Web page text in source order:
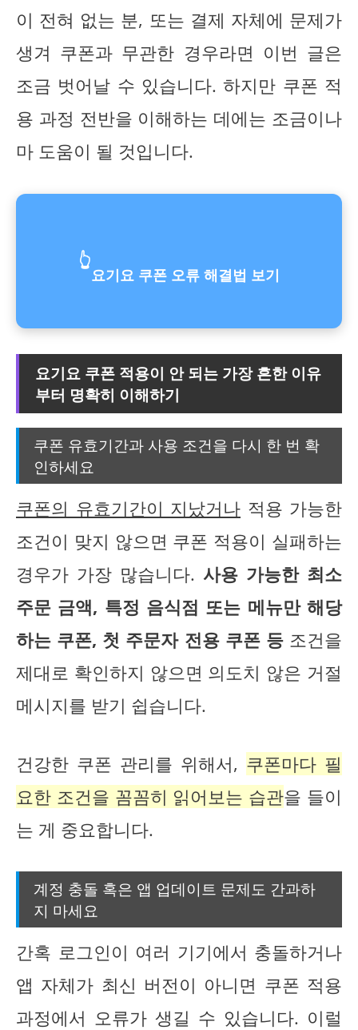
이 전혀 없는 분, 또는 결제 자체에 문제가
생겨 쿠폰과 무관한 경우라면 이번 글은
조금 벗어날 수 있습니다. 하지만 쿠폰 적
용 과정 전반을 이해하는 데에는 조금이나
마 도움이 될 것입니다.
👆
요기요 쿠폰 오류 해결법 보기
요기요 쿠폰 적용이 안 되는 가장 흔한 이유
부터 명확히 이해하기
쿠폰 유효기간과 사용 조건을 다시 한 번 확
인하세요
쿠폰의 유효기간이 지났거나 적용 가능한
조건이 맞지 않으면 쿠폰 적용이 실패하는
경우가 가장 많습니다. 사용 가능한 최소
주문 금액, 특정 음식점 또는 메뉴만 해당
하는 쿠폰, 첫 주문자 전용 쿠폰 등조건을
제대로 확인하지 않으면 의도치 않은 거절
메시지를 받기 쉽습니다.
건강한 쿠폰 관리를 위해서, 쿠폰마다 필
요한 조건을 꼼꼼히 읽어보는 습관을 들이
는 게 중요합니다.
계정 충돌 혹은 앱 업데이트 문제도 간과하
지 마세요
간혹 로그인이 여러 기기에서 충돌하거나
앱 자체가 최신 버전이 아니면 쿠폰 적용
과정에서 오류가 생길 수 있습니다. 이럴